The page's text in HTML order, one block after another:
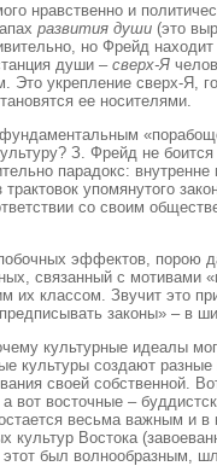
нравственно и
развития души (это
но Фрейд
души – сверх-Я
укрепление сверх-Я,
ее носителями.
З. Фрейд не
парадокс:
упомянутого
со своим
эффектов,
связанный с мотивами
классом. Звучит это
законы» – в
культурные идеалы
культуры создают
своей собственной.
восточные –
весьма важным
Востока
был